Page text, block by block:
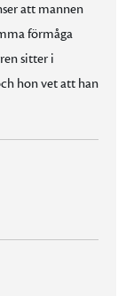
att mannen
förmåga
sitter i
hon vet att han